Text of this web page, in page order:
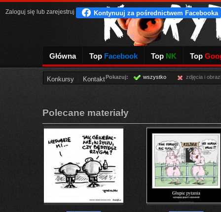
Główna Top Facebook Top NK Top
Konkursy Kontakt
Zaloguj się lub zarejestruj
Pokazuj: wszystko zdjęcia i
Polecane materiały